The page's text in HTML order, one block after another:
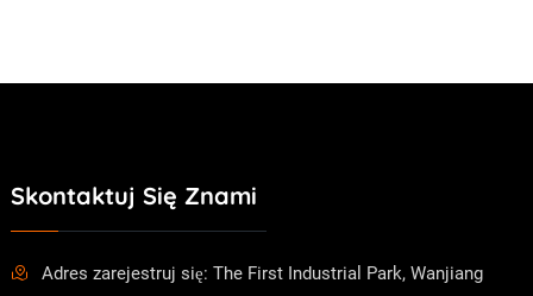
Skontaktuj Się Znami
Adres zarejestruj się: The First Industrial Park, Wanjiang